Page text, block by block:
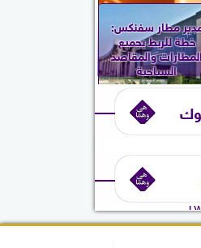
مطار سفنكس:
خطة للربط بجميع
والمقاصد
السياحية